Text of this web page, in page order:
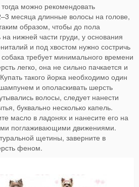
можно рекомендовать
месяца длинные волосы на голове,
образом, чтобы до пола
нижней части груди, у основания
и под хвостом нужно состричь
требует минимального времени
легко, она не сильно пачкается и
такого йорка необходимо один
и ополаскивать шерсть
волосы, следует нанести
буквально несколько капель.
масло в ладонях и нанесите его на
поглаживающими движениями.
щетины, заверните в
феном.